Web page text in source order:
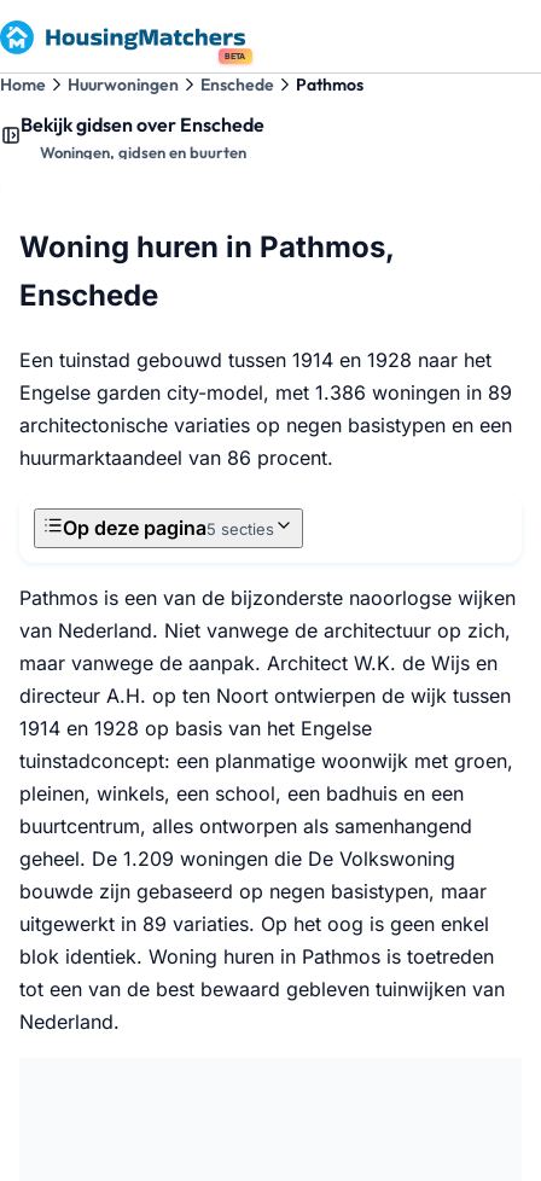
BETA
Home Huurwoningen Enschede Pathmos
Bekijk gidsen over Enschede
Woningen, gidsen en buurten
Woning huren in Pathmos,
Enschede
Een tuinstad gebouwd tussen 1914 en 1928 naar het
Engelse garden city-model, met 1.386 woningen in 89
architectonische variaties op negen basistypen en een
huurmarktaandeel van 86 procent.
Op deze pagina5 secties
Pathmos is een van de bijzonderste naoorlogse wijken
van Nederland. Niet vanwege de architectuur op zich,
maar vanwege de aanpak. Architect W.K. de Wijs en
directeur A.H. op ten Noort ontwierpen de wijk tussen
1914 en 1928 op basis van het Engelse
tuinstadconcept: een planmatige woonwijk met groen,
pleinen, winkels, een school, een badhuis en een
buurtcentrum, alles ontworpen als samenhangend
geheel. De 1.209 woningen die De Volkswoning
bouwde zijn gebaseerd op negen basistypen, maar
uitgewerkt in 89 variaties. Op het oog is geen enkel
blok identiek. Woning huren in Pathmos is toetreden
tot een van de best bewaard gebleven tuinwijken van
Nederland.